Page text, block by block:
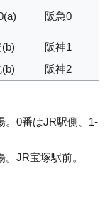
阪急0
阪神1
(b) 阪神2
。0番はJR駅側、1-
JR宝塚駅前。